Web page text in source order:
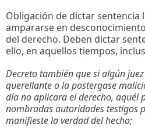
Obligación de dictar sentencia
ampararse en
del derecho. Deben dictar
ello, en aquellos tiempos,
Decreto también que si algún
querellante o la postergase
día no aplicara el derecho, aquél
nombradas autoridades testigos
manifieste la verdad del hecho;